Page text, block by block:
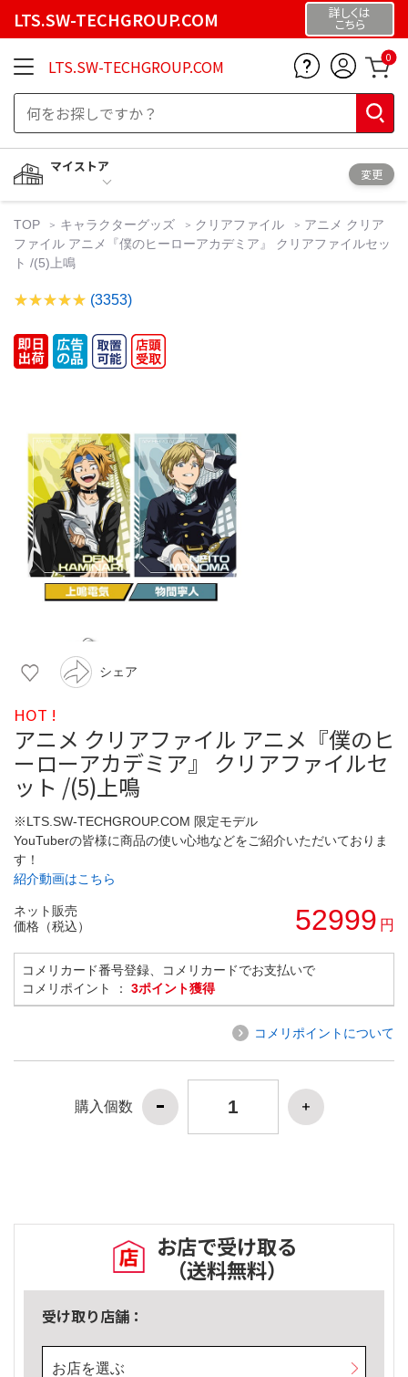
LTS.SW-TECHGROUP.COM 詳しくは
こちら
LTS.SW-TECHGROUP.COM 0
マイストア
変更
TOP キャラクターグッズ クリアファイル
アニメ クリア
ファイル アニメ『僕のヒーローアカデミア』 クリアファイルセッ
ト /(5)上鳴
(3353)
シェア
HOT !
アニメ クリアファイル アニメ『僕のヒ
ーローアカデミア』 クリアファイルセ
ット /(5)上鳴
※LTS.SW-TECHGROUP.COM 限定モデル
YouTuberの皆様に商品の使い心地などをご紹介いただいておりま
す！
紹介動画はこちら
ネット販売
価格（税込）
52999 円
コメリカード番号登録、コメリカードでお支払いで
コメリポイント ： 3ポイント獲得
コメリポイントについて
購入個数
お店で受け取る
（送料無料）
受け取り店舗：
お店を選ぶ